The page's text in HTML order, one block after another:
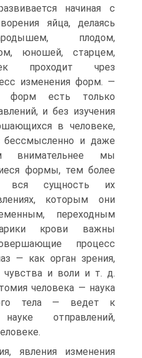
начиная с
яйца, делаясь
плодом,
юношей, старцем,
проходит чрез
изменения форм. —
форм есть только
и без изучения
в человеке,
бессмысленно и даже
внимательнее мы
формы, тем более
вся сущность их
которым они
переходным
крови важны
процесс
— как орган зрения,
и воли и т. д.
человека — наука
тела — ведет к
отправлений,
явления изменения